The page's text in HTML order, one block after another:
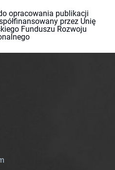
opracowania publikacji
przez Unię
Funduszu Rozwoju